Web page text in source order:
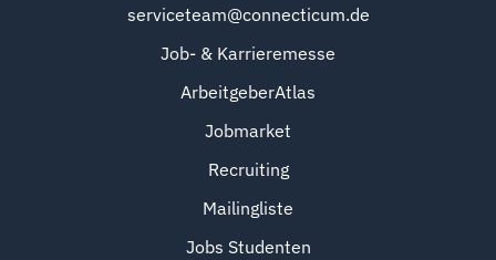
serviceteam@connecticum.de
Job- & Karrieremesse
ArbeitgeberAtlas
Jobmarket
Recruiting
Mailingliste
Jobs Studenten